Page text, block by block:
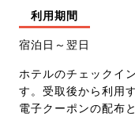
利用期間
宿泊日～翌日
ホテルのチェックイ
す。受取後から利用
電子クーポンの配布